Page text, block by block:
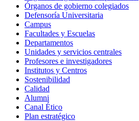
Órganos de gobierno colegiados
Defensoría Universitaria
Campus
Facultades y Escuelas
Departamentos
Unidades y servicios centrales
Profesores e investigadores
Institutos y Centros
Sostenibilidad
Calidad
Alumni
Canal Ético
Plan estratégico